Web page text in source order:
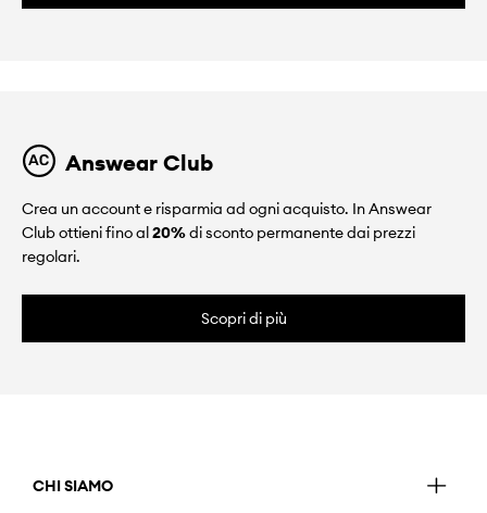
Answear Club
Crea un account e risparmia ad ogni acquisto. In Answear
Club ottieni fino al20%di sconto permanente dai prezzi
regolari.
Scopri di più
CHI SIAMO